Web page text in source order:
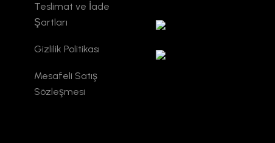
Teslimat ve İade
Şartları
Gizlilik Politikası
Mesafeli Satış
Sözleşmesi